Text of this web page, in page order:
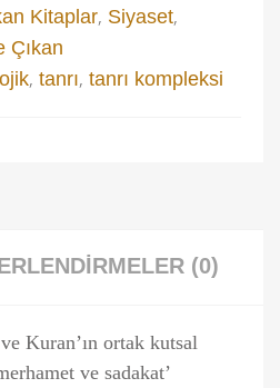
Kitaplar, Siyaset,
Çıkan
, tanrı, tanrı kompleksi
(0)
Kuran’ın ortak kutsal
ve sadakat’